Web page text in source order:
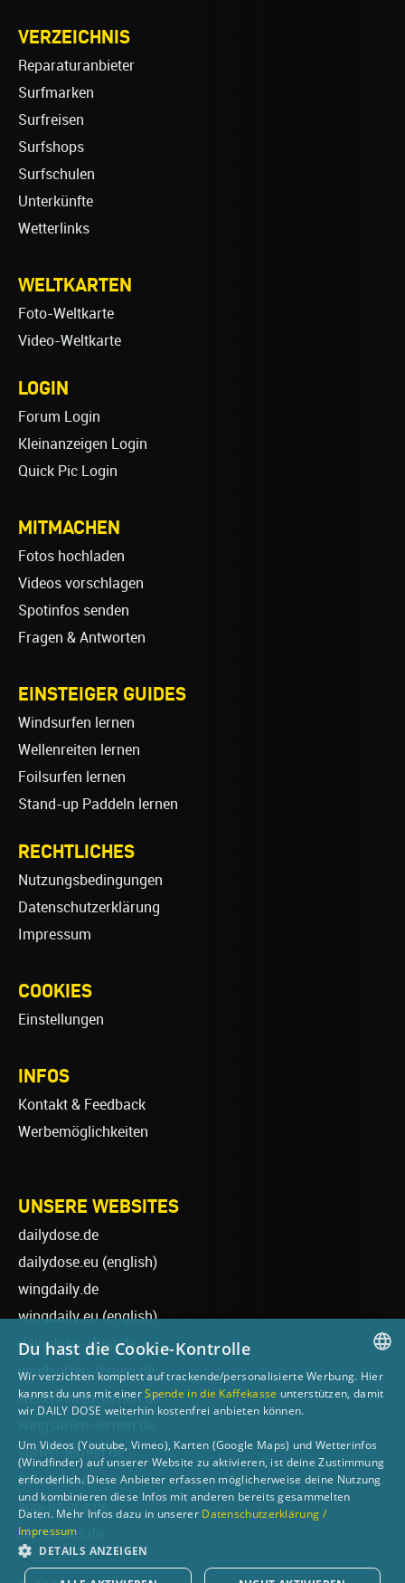
VERZEICHNIS
Reparaturanbieter
Surfmarken
Surfreisen
Surfshops
Surfschulen
Unterkünfte
Wetterlinks
WELTKARTEN
Foto-Weltkarte
Video-Weltkarte
LOGIN
Forum Login
Kleinanzeigen Login
Quick Pic Login
MITMACHEN
Fotos hochladen
Videos vorschlagen
Spotinfos senden
Fragen & Antworten
EINSTEIGER GUIDES
Windsurfen lernen
Wellenreiten lernen
Foilsurfen lernen
Stand-up Paddeln lernen
RECHTLICHES
Nutzungsbedingungen
Datenschutzerklärung
Impressum
COOKIES
Einstellungen
INFOS
Kontakt & Feedback
Werbemöglichkeiten
UNSERE WEBSITES
dailydose.de
dailydose.eu (english)
wingdaily.de
wingdaily.eu(english)
dailydose-shop.de
windsurfen-lernen.de
wellenreiten-lernen.de
surfen-lernen.de
foilsurfen.de
sup-basics.de
ski-basics.de
GERMAN
Du hast die Cookie-Kontrolle
Wir verzichten komplett auf trackende/personalisierte Werbung. Hier
kannst du uns mit einerSpende in die Kaffekasse unterstützen, damit
wir DAILY DOSE weiterhin kostenfrei anbieten können.
Um Videos (Youtube, Vimeo), Karten (Google Maps) und Wetterinfos
(Windfinder) auf unserer Website zu aktivieren, ist deine Zustimmung
erforderlich. Diese Anbieter erfassen möglicherweise deine Nutzung
und kombinieren diese Infos mit anderen bereits gesammelten
Daten. Mehr Infos dazu in unserer Datenschutzerklärung /
Impressum
DETAILS ANZEIGEN